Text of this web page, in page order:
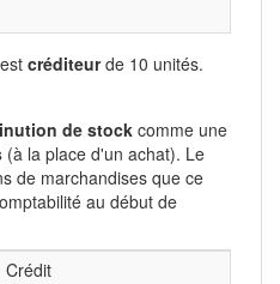
créditeurde 10 unités.
de stock comme une
(à la place d'un achat). Le
de marchandises que ce
au début de
Crédit